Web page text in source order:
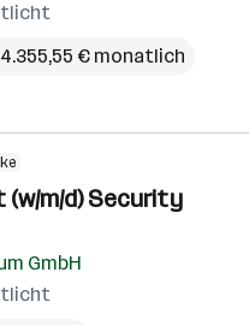
€ monatlich
(w/m/d) Security
GmbH